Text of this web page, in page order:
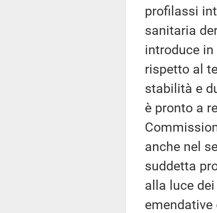
profilassi
sanitaria
introduce
rispetto al
stabilità e
è pronto a
anche nel
suddetta
alla luce